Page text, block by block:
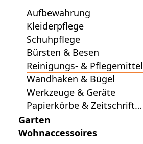
geAufbewahrung
Kleiderpflege
Schuhpflege
Bürsten & Besen
Reinigungs- & Pflegemittel
Wandhaken & Bügel
Werkzeuge & Geräte
Papierkörbe & Zeitschrifte
nsammler
Garten
Wohnaccessoires